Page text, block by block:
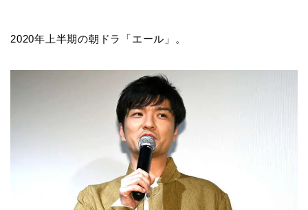
2020年上半期の朝ドラ「エール」。